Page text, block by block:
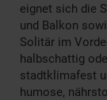
eignet sich die
und Balkon
Solitär im
halbschattig
stadtklimafest
humose,